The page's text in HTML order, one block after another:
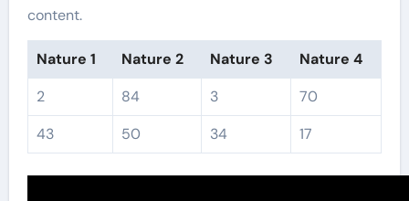
content.
Nature 1 Nature 2 Nature 3
Nature 4
2
84 3
70
43
50 34 17